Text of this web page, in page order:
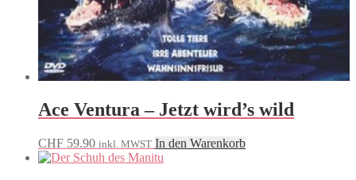
Ace Ventura – Jetzt wird’s wild
CHF 59.90 inkl. MWST In den Warenkorb